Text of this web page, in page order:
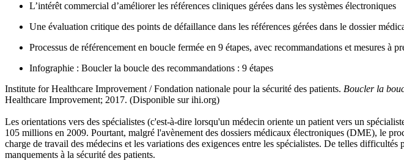
L’intérêt commercial d’améliorer les références cliniques gérées dans les systèmes électroniques
Une évaluation critique des points de défaillance dans les références gérées dans le dossier
Processus de référencement en boucle fermée en 9 étapes, avec recommandations et mesures à
Infographie : Boucler la boucle des recommandations : 9 étapes
Institute for Healthcare Improvement / Fondation nationale pour la sécurité des patients. Boucler la
Healthcare Improvement; 2017. (Disponible sur ihi.org)
Les orientations vers des spécialistes (c'est-à-dire lorsqu'un médecin oriente un patient vers un
105 millions en 2009. Pourtant, malgré l'avènement des dossiers médicaux électroniques (DME), le
charge de travail des médecins et les variations des exigences entre les spécialistes. De telles
manquements à la sécurité des patients.